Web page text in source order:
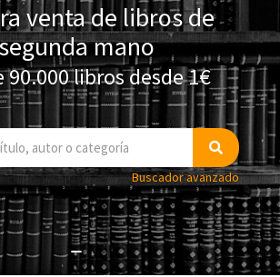
venta de libros de
mano
90.000 libros desde 1€
Buscador avanzado